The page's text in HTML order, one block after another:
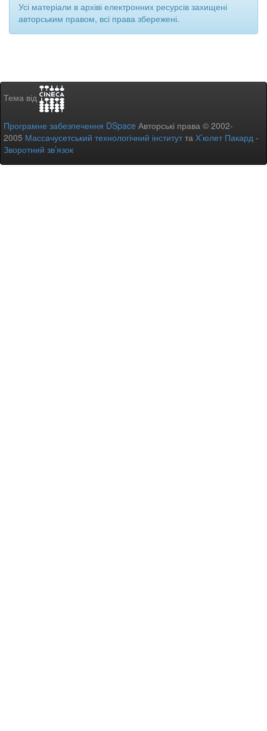
Усі матеріали в архіві електронних ресурсів захищені
авторським правом, всі права збережені.
Тема від
Програмне забезпечення DSpace Авторські права © 2002-
2005 Массачусетський технологічний інститутта Х’юлет Пакард -
Зворотний зв’язок